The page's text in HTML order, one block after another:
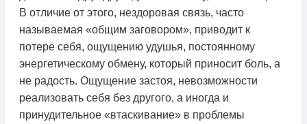
В отличие от этого, нездоровая связь, часто
называемая «общим заговором», приводит к
потере себя, ощущению удушья, постоянному
энергетическому обмену, который приносит боль, а
не радость. Ощущение застоя, невозможности
реализовать себя без другого, а иногда и
принудительное «втаскивание» в проблемы